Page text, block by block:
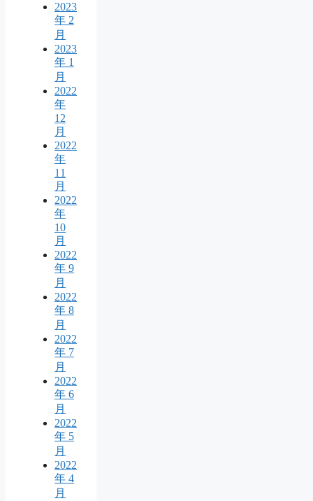
2023
年 2
月
2023
年 1
月
2022
年
12
月
2022
年
11
月
2022
年
10
月
2022
年 9
月
2022
年 8
月
2022
年 7
月
2022
年 6
月
2022
年 5
月
2022
年 4
月